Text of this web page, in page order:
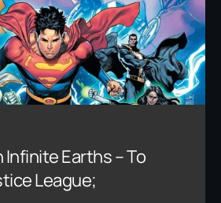
Infinite Earths – Tο
League;